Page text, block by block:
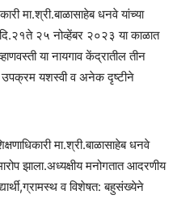
मा.श्री.बाळासाहेब धनवे यांच्या
२५ नोव्हेंबर २०२३ या काळात
या नायगाव केंद्रातील तीन
उपक्रम यशस्वी व अनेक दृष्टीने
मा.श्री.बाळासाहेब धनवे
झाला.अध्यक्षीय मनोगतात आदरणीय
व विशेषत: बहुसंख्येने